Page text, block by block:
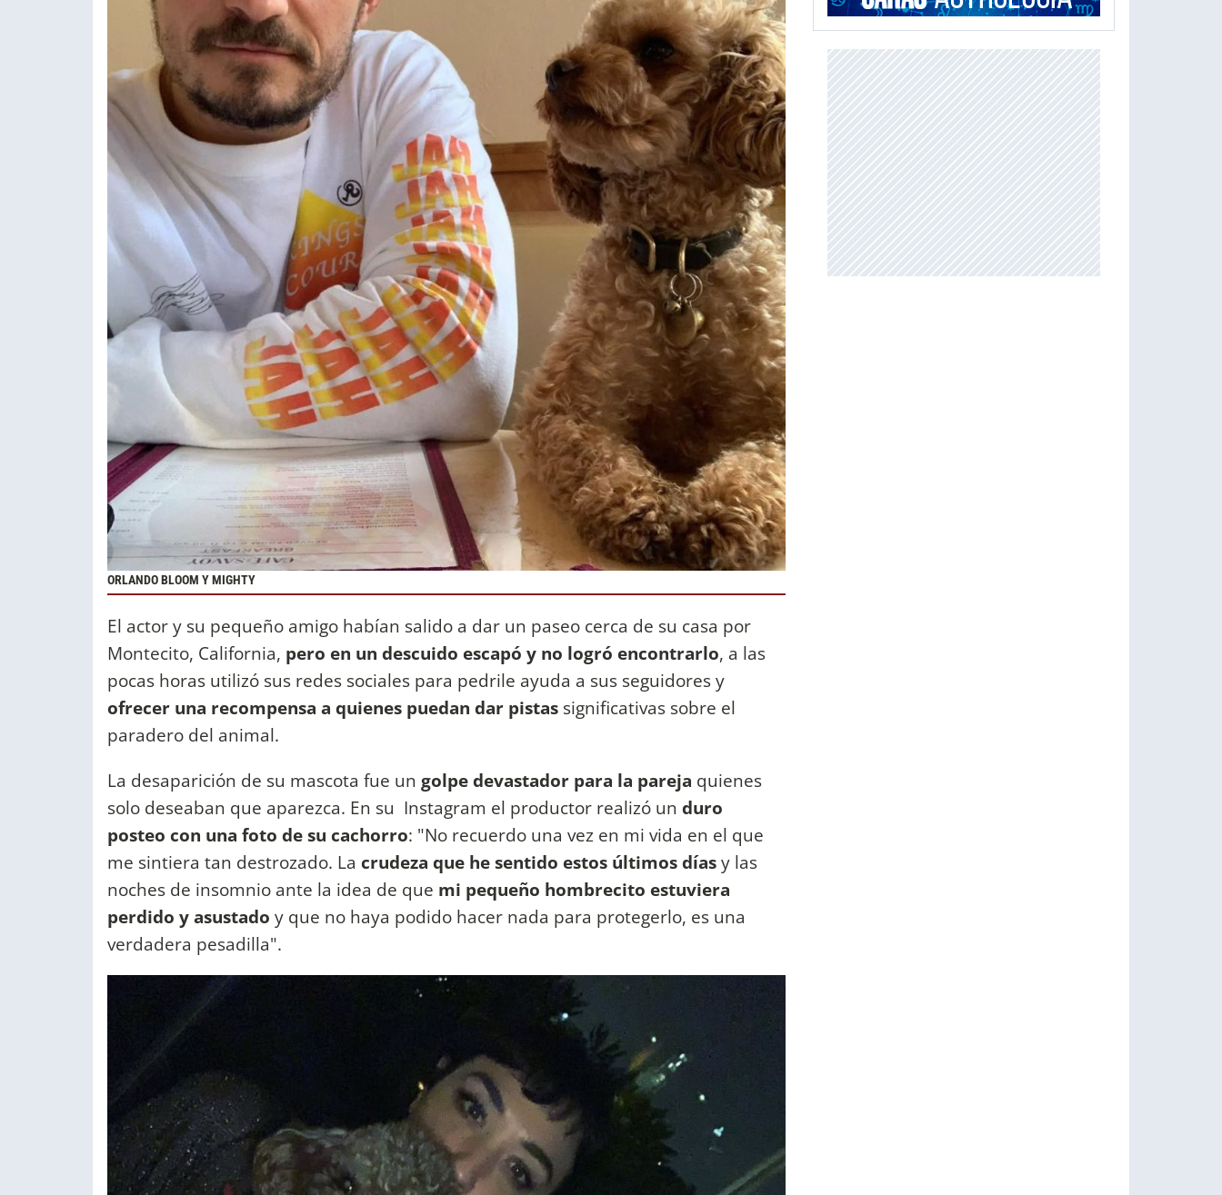
ORLANDO BLOOM Y MIGHTY
El actor y su pequeño amigo habían salido a dar un paseo cerca de su casa por
Montecito, California, pero en un descuido escapó y no logró encontrarlo, a las
pocas horas utilizó sus redes sociales para pedrile ayuda a sus seguidores y
ofrecer una recompensa a quienes puedan dar pistas significativas sobre el
paradero del animal.
La desaparición de su mascota fue un golpe devastador para la pareja quienes
solo deseaban que aparezca. En su Instagram el productor realizó un duro
posteo con una foto de su cachorro: "No recuerdo una vez en mi vida en el que
me sintiera tan destrozado. La crudeza que he sentido estos últimos díasy las
noches de insomnio ante la idea de que mi pequeño hombrecito estuviera
perdido y asustado y que no haya podido hacer nada para protegerlo, es una
verdadera pesadilla".